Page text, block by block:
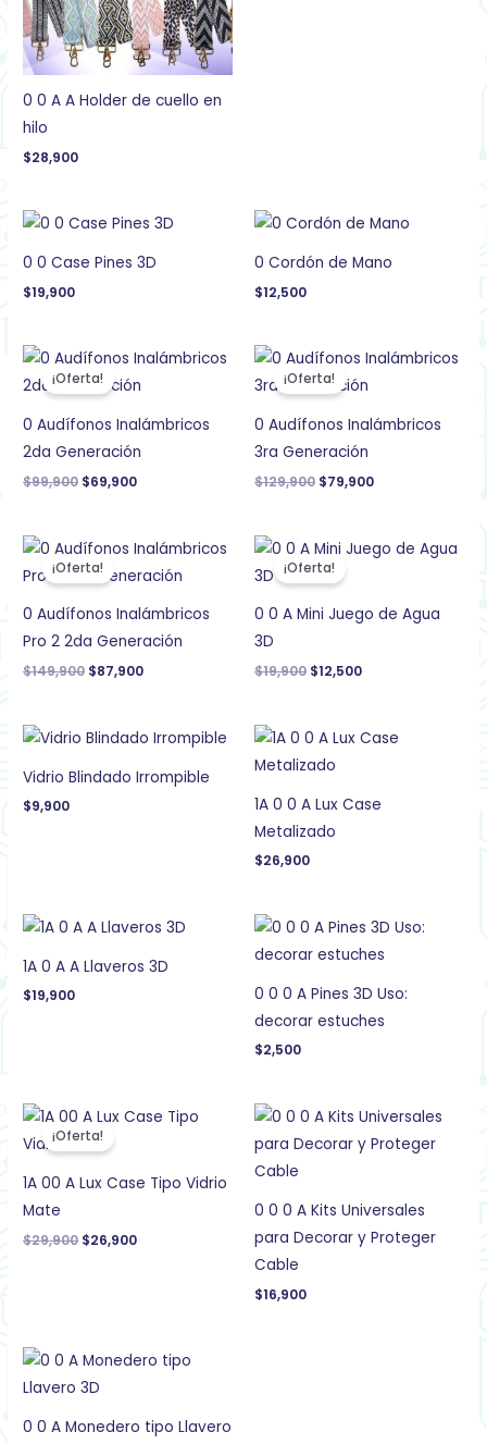
0 0 A A Holder de cuello en
hilo
$28,900
0 0 Case Pines 3D
$19,900
0 Cordón de Mano
$12,500
¡Oferta!
0 Audífonos Inalámbricos
2da Generación
$99,900
El
precio
original
$99,900.
$69,900
El
precio
actual
$69,900.
¡Oferta!
0 Audífonos Inalámbricos
3ra Generación
$129,900
El
precio
original
$129,900.
$79,900
El
precio
$79,900.
¡Oferta!
0 Audífonos Inalámbricos
Pro 2 2da Generación
$149,900
El
precio
original
$149,900.
$87,900
El
precio
actual
$87,900.
¡Oferta!
0 0 A Mini Juego de Agua
3D
$19,900
El
precio
original
$19,900.
$12,500
El
precio
$12,500.
Vidrio Blindado Irrompible
$9,900
1A 0 0 A Lux Case
Metalizado
$26,900
1A 0 A A Llaveros 3D
$19,900
0 0 0 A Pines 3D Uso:
decorar estuches
$2,500
¡Oferta!
1A 00 A Lux Case Tipo Vidrio
Mate
$29,900
El
precio
original
$29,900.
$26,900
El
precio
$26,900.
0 0 0 A Kits Universales
para Decorar y Proteger
Cable
$16,900
0 0 A Monedero tipo Llavero